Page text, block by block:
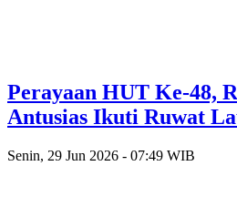
Perayaan HUT Ke-48,
Antusias Ikuti Ruwat
Senin, 29 Jun 2026 - 07:49 WIB